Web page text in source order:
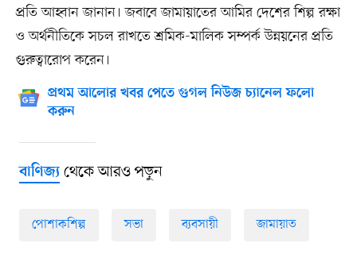
প্রতি আহ্বান জানান। জবাবে জামায়াতের আমির দেশের শিল্প রক্ষা
ও অর্থনীতিকে সচল রাখতে শ্রমিক-মালিক সম্পর্ক উন্নয়নের প্রতি
গুরুত্বারোপ করেন।
প্রথম আলোর খবর পেতে গুগল নিউজ চ্যানেল ফলো
করুন
বাণিজ্যথেকে আরও পড়ুন
পোশাকশিল্প সভা ব্যবসায়ী জামায়াত